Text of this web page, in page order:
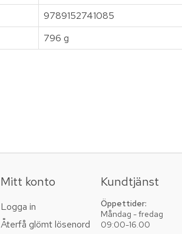
9789152741085
796 g
Mitt konto
Logga in
Återfå glömt lösenord
Kundtjänst
Öppettider:
Måndag - fredag
09:00-16.00